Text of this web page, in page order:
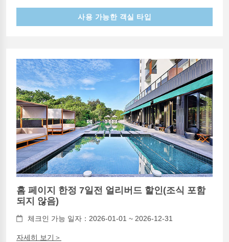
사용 가능한 객실 타입
홈 페이지 한정 7일전 얼리버드 할인(조식 포함
되지 않음)
체크인 가능 일자：2026-01-01 ~ 2026-12-31
자세히 보기＞